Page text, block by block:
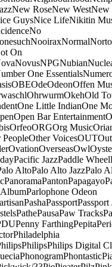
New RoseNew WestNew
GuysNice LifeNikitin
No
NooiraxNormal
On
NovusNPGNubian
One Essentials
OBEOdeOdeonOffen
OhrwurmOkehOld
One Little IndianOne
Open Bar Entertainment
OrfeoORGOrg Music
PeopleOther VoicesOUT
OvationOverseasOwl
Pacific JazzPaddle Wheel
AltoPalo Alto JazzPalo
PanoramaPantonPapagayo
Parlophone Odeon
PashaPassportPassport
PathePausaPaw Tracks
Penny FarthingPepita
Philadelphia
PhilipsPhilips Digital
PhonogramPhontastic